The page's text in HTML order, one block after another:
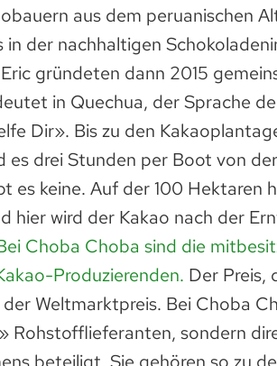
aus dem peruanischen
der nachhaltigen
gründeten dann 2015
in Quechua, der Sprache
Dir». Bis zu den
es drei Stunden per Boot von
es keine. Auf der 100 Hektaren
hier wird der Kakao nach der
Choba Choba sind die
Produzierenden. Der Preis,
Weltmarktpreis. Bei Choba
Rohstofflieferanten, sondern